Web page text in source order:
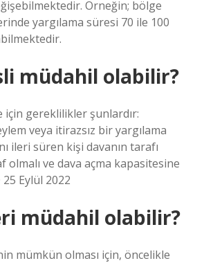
Örneğin; bölge
yargılama süresi 70 ile 100
müdahil olabilir?
için gereklilikler şunlardır:
veya itirazsız bir yargılama
ileri süren kişi davanın tarafı
olmalı ve dava açma kapasitesine
25 Eylül 2022
müdahil olabilir?
mümkün olması için, öncelikle